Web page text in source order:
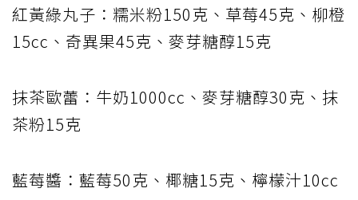
紅黃綠丸子：糯米粉150克、草莓45克、柳橙
15cc、奇異果45克、麥芽糖醇15克
抹茶歐蕾：牛奶1000cc、麥芽糖醇30克、抹
茶粉15克
藍莓醬：藍莓50克、椰糖15克、檸檬汁10cc